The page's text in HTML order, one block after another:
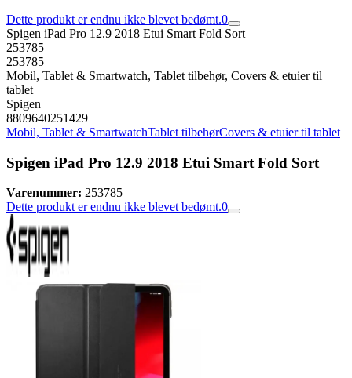
Dette produkt er endnu ikke blevet bedømt.0
Spigen iPad Pro 12.9 2018 Etui Smart Fold Sort
253785
253785
Mobil, Tablet & Smartwatch, Tablet tilbehør, Covers & etuier til
tablet
Spigen
8809640251429
Mobil, Tablet & SmartwatchTablet tilbehørCovers & etuier til tablet
Spigen iPad Pro 12.9 2018 Etui Smart Fold Sort
Varenummer: 253785
Dette produkt er endnu ikke blevet bedømt.0